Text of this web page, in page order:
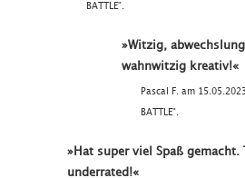
BATTLE".
»Witzig,
wahnwitzig kreativ!«
Pascal F. am
BATTLE".
»Hat super viel Spaß gemacht.
underrated!«